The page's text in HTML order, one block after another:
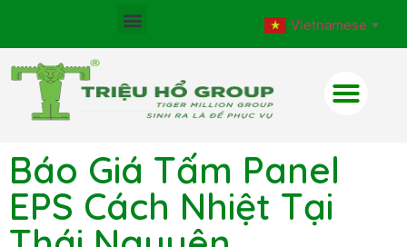
Vietnamese ▼
Báo Giá Tấm Panel
EPS Cách Nhiệt Tại